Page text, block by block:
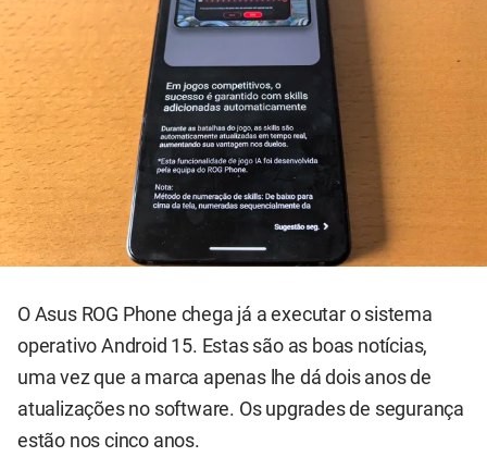
O Asus ROG Phone chega já a executar o sistema
operativo Android 15. Estas são as boas notícias,
uma vez que a marca apenas lhe dá dois anos de
atualizações no software. Os upgrades de segurança
estão nos cinco anos.